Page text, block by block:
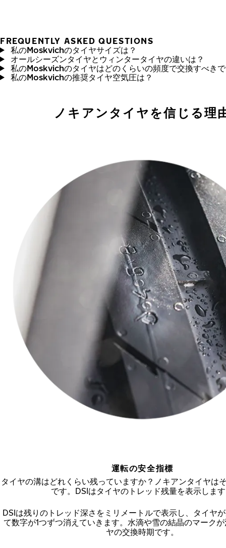
FREQUENTLY ASKED QUESTIONS
私のMoskvichのタイヤサイズは？
オールシーズンタイヤとウィンタータイヤの違いは？
私のMoskvichのタイヤはどのくらいの頻度で交換すべき
私のMoskvichの推奨タイヤ空気圧は？
ノキアンタイヤを信じる理
運転の安全指標
タイヤの溝はどれくらい残っていますか？ノキアンタイヤは
です。DSIはタイヤのトレッド残量を表示しま
DSIは残りのトレッド深さをミリメートルで表示し、タイヤ
て数字が1つずつ消えていきます。水滴や雪の結晶のマーク
ヤの交換時期です。